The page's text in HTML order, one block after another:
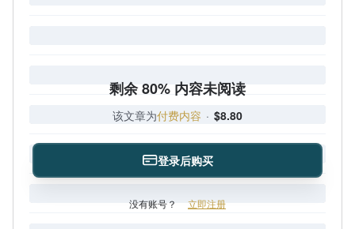
剩余 80% 内容未阅读
该文章为付费内容 · $8.80
登录后购买
没有账号？ 立即注册